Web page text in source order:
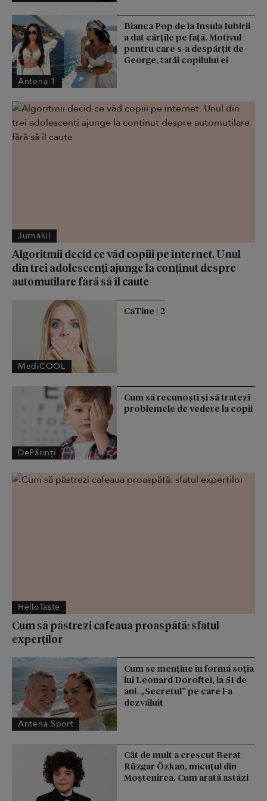
Antena 1
Bianca Pop de la Insula Iubirii
a dat cărțile pe față. Motivul
pentru care s-a despărțit de
George, tatăl copilului ei
Jurnalul
Algoritmii decid ce văd copiii pe internet. Unul
din trei adolescenți ajunge la conținut despre
automutilare fără să îl caute
MediCOOL
CaTine | 2
DePărinți
Cum să recunoști și să tratezi
problemele de vedere la copii
HelloTaste
Cum să păstrezi cafeaua proaspătă: sfatul
experților
Antena Sport
Cum se menţine în formă soţia
lui Leonard Doroftei, la 51 de
ani. „Secretul” pe care l-a
dezvăluit
Cât de mult a crescut Berat
Rüzgar Özkan, micuțul din
Moștenirea. Cum arată astăzi